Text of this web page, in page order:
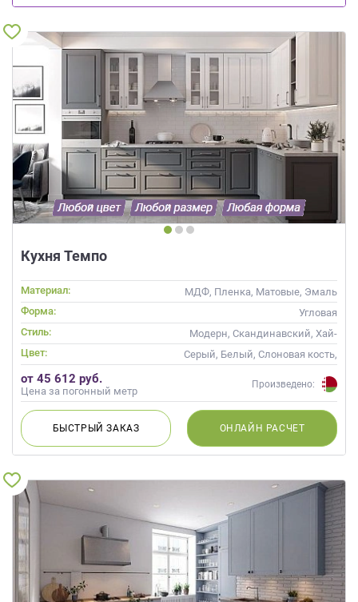
Кухня Темпо
Материал:
МДФ, Пленка, Матовые, Эмаль
Форма:
Угловая
Стиль:
Модерн, Скандинавский, Хай-
тек, Неоклассика,
Современные
Цвет:
Серый, Белый, Слоновая кость,
Белый верх темный низ
от 45 612 руб.
Цена за погонный метр
Произведено:
БЫСТРЫЙЗАКАЗ ОНЛАЙН РАСЧЕТ